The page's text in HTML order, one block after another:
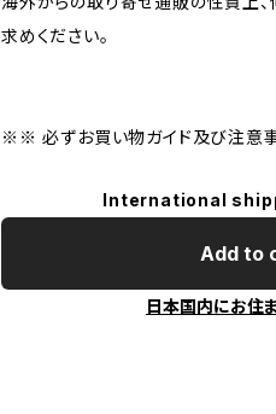
求めください。
※※ 必ずお買い物ガイド及び注意
International
Add to
日本国内にお住